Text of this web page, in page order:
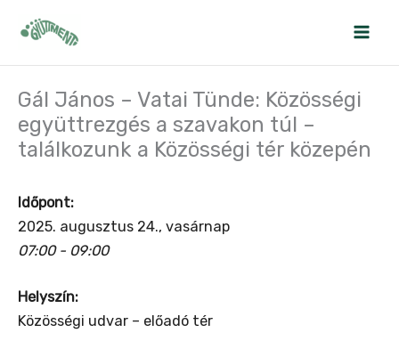
Gál János – Vatai Tünde: Közösségi
együttrezgés a szavakon túl –
találkozunk a Közösségi tér közepén
Időpont:
2025. augusztus 24., vasárnap
07:00 - 09:00
Helyszín:
Közösségi udvar – előadó tér